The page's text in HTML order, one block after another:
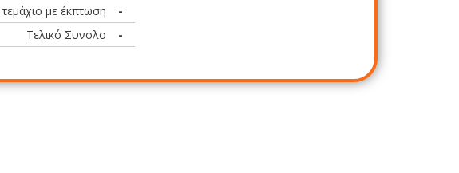
με έκπτωση
-
Τελικό Συνολο
-